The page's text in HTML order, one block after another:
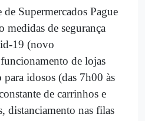
de Supermercados Pague
medidas de segurança
19 (novo
de lojas
idosos (das 7h00 às
de carrinhos e
distanciamento nas filas